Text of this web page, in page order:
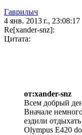
Гаврилыч
4 янв. 2013 г., 23:08:17
Re[xander-snz]:
Цитата:
от:xander-snz
Всем добрый
Вначале
ездили
Olympus E420